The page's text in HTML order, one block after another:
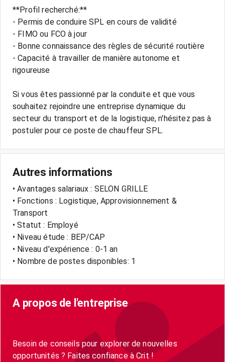
**Profil recherché:**
- Permis de conduire SPL en cours de validité
- FIMO ou FCO à jour
- Bonne connaissance des règles de sécurité routière
- Capacité à travailler de manière autonome et
rigoureuse
Si vous êtes passionné par la conduite et que vous
souhaitez rejoindre une entreprise dynamique du
secteur du transport et de la logistique, n'hésitez pas à
Autres informations
• Avantages salariaux : SELON GRILLE
• Fonctions : Logistique, Approvisionnement &
Transport
• Statut : Employé
• Niveau étude : BEP/CAP
• Niveau d'expérience : 0-1 an
• Nombre de postes disponibles: 1
A propos de l'entreprise
Besoin de conseils pour explorer de nouvelles
opportunités ? Faites confiance à Crit !